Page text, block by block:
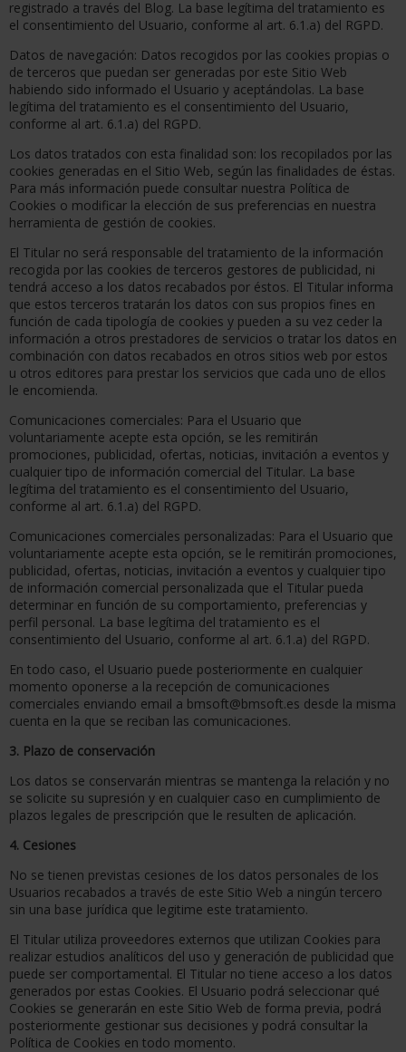
registrado a través del Blog. La base legítima del tratamiento es
el consentimiento del Usuario, conforme al art. 6.1.a) del RGPD.
Datos de navegación: Datos recogidos por las cookies propias o
de terceros que puedan ser generadas por este Sitio Web
habiendo sido informado el Usuario y aceptándolas. La base
legítima del tratamiento es el consentimiento del Usuario,
conforme al art. 6.1.a) del RGPD.
Los datos tratados con esta finalidad son: los recopilados por las
cookies generadas en el Sitio Web, según las finalidades de éstas.
Para más información puede consultar nuestra Política de
Cookies o modificar la elección de sus preferencias en nuestra
herramienta de gestión de cookies.
El Titular no será responsable del tratamiento de la información
recogida por las cookies de terceros gestores de publicidad, ni
tendrá acceso a los datos recabados por éstos. El Titular informa
que estos terceros tratarán los datos con sus propios fines en
función de cada tipología de cookies y pueden a su vez ceder la
información a otros prestadores de servicios o tratar los datos en
combinación con datos recabados en otros sitios web por estos
u otros editores para prestar los servicios que cada uno de ellos
le encomienda.
Comunicaciones comerciales: Para el Usuario que
voluntariamente acepte esta opción, se les remitirán
promociones, publicidad, ofertas, noticias, invitación a eventos y
cualquier tipo de información comercial del Titular. La base
legítima del tratamiento es el consentimiento del Usuario,
conforme al art. 6.1.a) del RGPD.
Comunicaciones comerciales personalizadas: Para el Usuario que
voluntariamente acepte esta opción, se le remitirán promociones,
publicidad, ofertas, noticias, invitación a eventos y cualquier tipo
de información comercial personalizada que el Titular pueda
determinar en función de su comportamiento, preferencias y
perfil personal. La base legítima del tratamiento es el
consentimiento del Usuario, conforme al art. 6.1.a) del RGPD.
En todo caso, el Usuario puede posteriormente en cualquier
momento oponerse a la recepción de comunicaciones
comerciales enviando email a bmsoft@bmsoft.es desde la misma
cuenta en la que se reciban las comunicaciones.
3. Plazo de conservación
Los datos se conservarán mientras se mantenga la relación y no
se solicite su supresión y en cualquier caso en cumplimiento de
plazos legales de prescripción que le resulten de aplicación.
4. Cesiones
No se tienen previstas cesiones de los datos personales de los
Usuarios recabados a través de este Sitio Web a ningún tercero
sin una base jurídica que legitime este tratamiento.
El Titular utiliza proveedores externos que utilizan Cookies para
realizar estudios analíticos del uso y generación de publicidad que
puede ser comportamental. El Titular no tiene acceso a los datos
generados por estas Cookies. El Usuario podrá seleccionar qué
Cookies se generarán en este Sitio Web de forma previa, podrá
posteriormente gestionar sus decisiones y podrá consultar la
Política de Cookies en todo momento.